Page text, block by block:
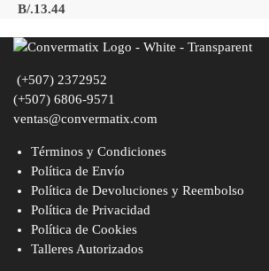
B/.13.44
(+507) 2372952
(+507) 6806-9571
ventas@convermatix.com
Términos y Condiciones
Política de Envío
Política de Devoluciones y Reembolso
Política de Privacidad
Política de Cookies
Talleres Autorizados